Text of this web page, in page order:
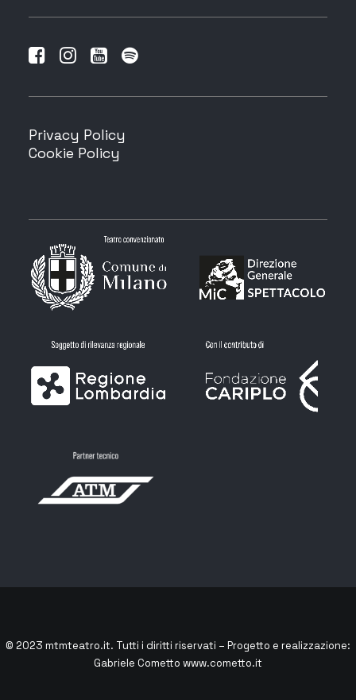
Privacy Policy
Cookie Policy
© 2023 mtmteatro.it. Tutti i diritti riservati – Progetto e realizzazione:
Gabriele Cometto www.cometto.it